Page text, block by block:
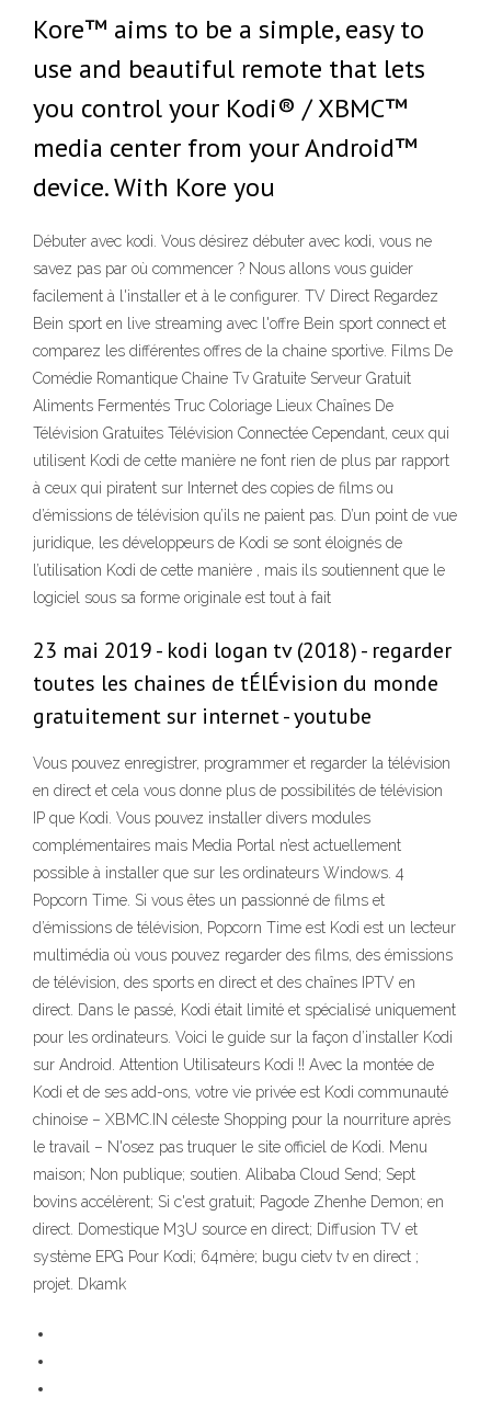
Kore™ aims to be a simple, easy to
use and beautiful remote that lets
you control your Kodi® / XBMC™
media center from your Android™
device. With Kore you
Débuter avec kodi. Vous désirez débuter avec kodi, vous ne
savez pas par où commencer ? Nous allons vous guider
facilement à l'installer et à le configurer. TV Direct Regardez
Bein sport en live streaming avec l'offre Bein sport connect et
comparez les différentes offres de la chaine sportive. Films De
Comédie Romantique Chaine Tv Gratuite Serveur Gratuit
Aliments Fermentés Truc Coloriage Lieux Chaînes De
Télévision Gratuites Télévision Connectée Cependant, ceux qui
utilisent Kodi de cette manière ne font rien de plus par rapport
à ceux qui piratent sur Internet des copies de films ou
d’émissions de télévision qu’ils ne paient pas. D’un point de vue
juridique, les développeurs de Kodi se sont éloignés de
l’utilisation Kodi de cette manière , mais ils soutiennent que le
logiciel sous sa forme originale est tout à fait
23 mai 2019 - kodi logan tv (2018) - regarder
toutes les chaines de tÉlÉvision du monde
gratuitement sur internet - youtube
Vous pouvez enregistrer, programmer et regarder la télévision
en direct et cela vous donne plus de possibilités de télévision
IP que Kodi. Vous pouvez installer divers modules
complémentaires mais Media Portal n’est actuellement
possible à installer que sur les ordinateurs Windows. 4
Popcorn Time. Si vous êtes un passionné de films et
d’émissions de télévision, Popcorn Time est Kodi est un lecteur
multimédia où vous pouvez regarder des films, des émissions
de télévision, des sports en direct et des chaînes IPTV en
direct. Dans le passé, Kodi était limité et spécialisé uniquement
pour les ordinateurs. Voici le guide sur la façon d’installer Kodi
sur Android. Attention Utilisateurs Kodi !! Avec la montée de
Kodi et de ses add-ons, votre vie privée est Kodi communauté
chinoise – XBMC.IN céleste Shopping pour la nourriture après
le travail – N'osez pas truquer le site officiel de Kodi. Menu
maison; Non publique; soutien. Alibaba Cloud Send; Sept
bovins accélèrent; Si c'est gratuit; Pagode Zhenhe Demon; en
direct. Domestique M3U source en direct; Diffusion TV et
système EPG Pour Kodi; 64mère; bugu cietv tv en direct ;
projet. Dkamk